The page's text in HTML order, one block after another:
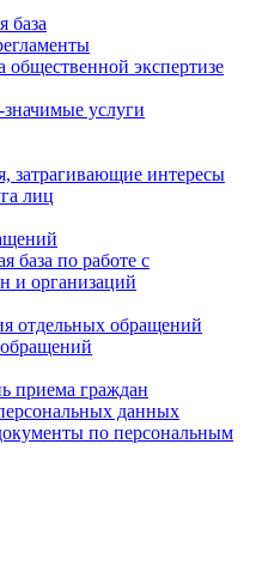
база
общественной экспертизе
услуги
затрагивающие интересы
лиц
база по работе с
и организаций
отдельных обращений
приема граждан
данных
по персональным